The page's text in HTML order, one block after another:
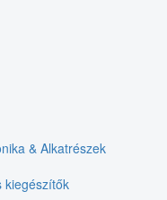
& Alkatrészek
kiegészítők